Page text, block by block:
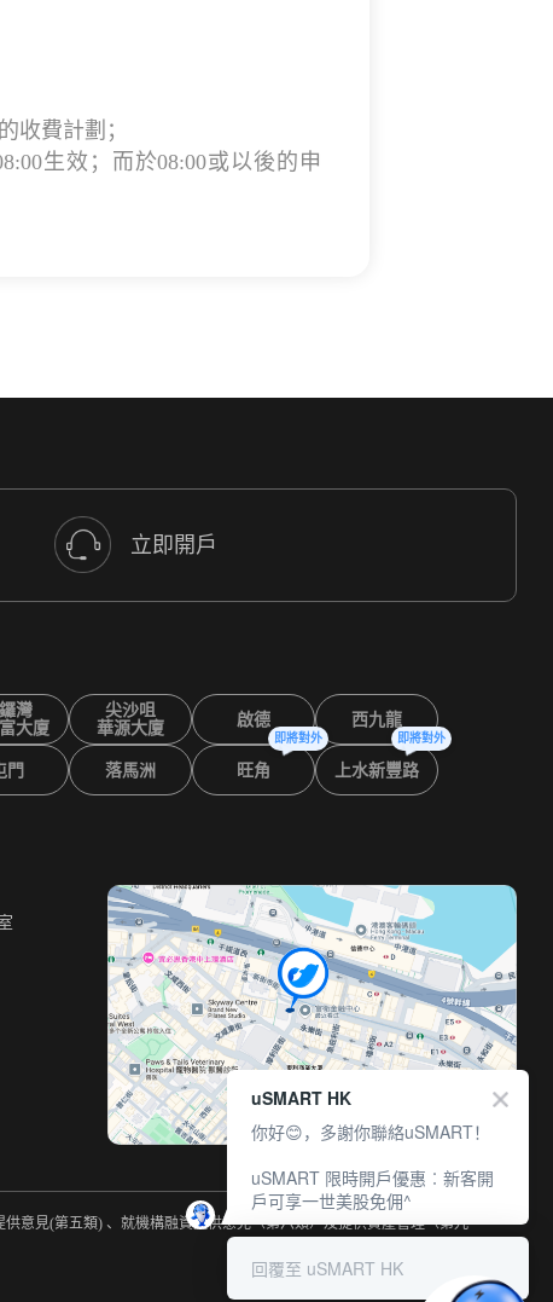
收費計劃；
生效；而於08:00或以後的申
立即開戶
灣
大廈
尖沙咀
華源大廈
啟德 西九龍
門 落馬洲 旺角
即將對外
上水新豐路
即將對外
意見(第五類) 、就機構融資提供意見（第六類）及提供資產管理（第九
uSMART HK
你好😊，多謝你聯絡uSMART！
uSMART 限時開戶優惠︰新客開
戶可享一世美股免佣^
回覆至 uSMART HK